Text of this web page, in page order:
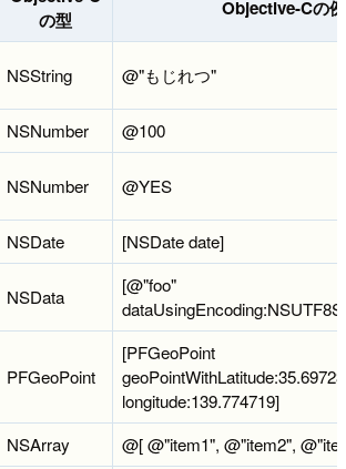
の型
Objective-Cの例
NSString @"もじれつ"
NSNumber @100
NSNumber @YES
NSDate [NSDate date]
NSData
[@"foo"
PFGeoPoint
[PFGeoPoint
longitude:139.774719]
NSArray @[ @"item1", @"item2",